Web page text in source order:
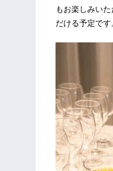
もお楽しみい
だける予定です